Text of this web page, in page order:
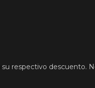
respectivo descuento.